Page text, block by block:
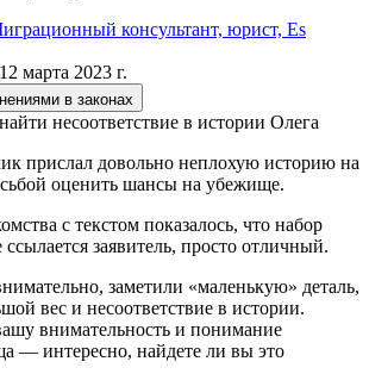
консультант, юрист, Es
12 марта 2023 г.
в законах
прислал довольно неплохую историю на
оценить шансы на убежище.
с текстом показалось, что набор
заявитель, просто отличный.
заметили «маленькую» деталь,
вес и несоответствие в истории.
внимательность и понимание
— интересно, найдете ли вы это